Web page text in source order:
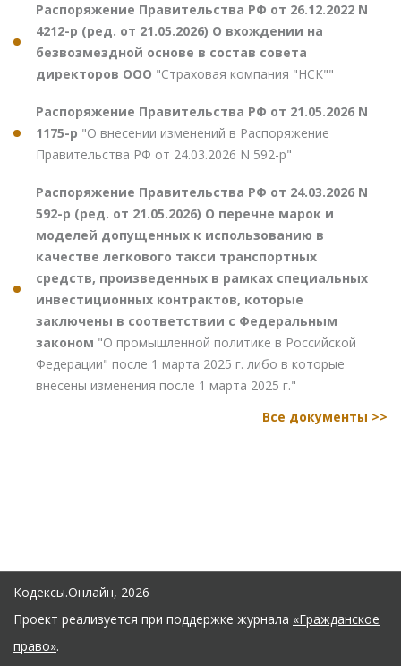
Распоряжение Правительства РФ от 26.12.2022 N
4212-р (ред. от 21.05.2026) О вхождении на
безвозмездной основе в состав совета
директоров ООО "Страховая компания "НСК""
Распоряжение Правительства РФ от 21.05.2026 N
1175-р "О внесении изменений в Распоряжение
Правительства РФ от 24.03.2026 N 592-р"
Распоряжение Правительства РФ от 24.03.2026 N
592-р (ред. от 21.05.2026) О перечне марок и
моделей допущенных к использованию в
качестве легкового такси транспортных
средств, произведенных в рамках специальных
инвестиционных контрактов, которые
заключены в соответствии с Федеральным
законом "О промышленной политике в Российской
Федерации" после 1 марта 2025 г. либо в которые
внесены изменения после 1 марта 2025 г."
Все документы >>
Кодексы.Онлайн, 2026
Проект реализуется при поддержке журнала «Гражданское
право».